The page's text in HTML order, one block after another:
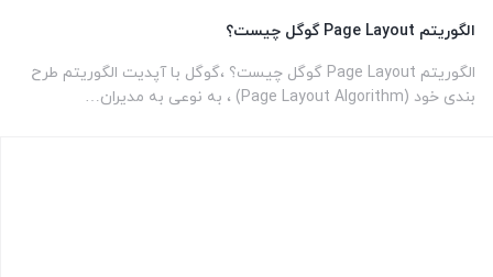
الگوریتم Page Layout گوگل چیست؟
الگوریتم Page Layout گوگل چیست؟ ،گوگل با آپدیت الگوریتم طرح
بندی خود (Page Layout Algorithm) ، به نوعی به مدیران…